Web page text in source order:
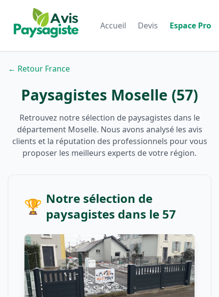
Accueil Devis Espace Pro
← Retour France
Paysagistes Moselle (57)
Retrouvez notre sélection de paysagistes dans le
département Moselle. Nous avons analysé les avis
clients et la réputation des professionnels pour vous
proposer les meilleurs experts de votre région.
🏆 Notre sélection de
paysagistes dans le 57